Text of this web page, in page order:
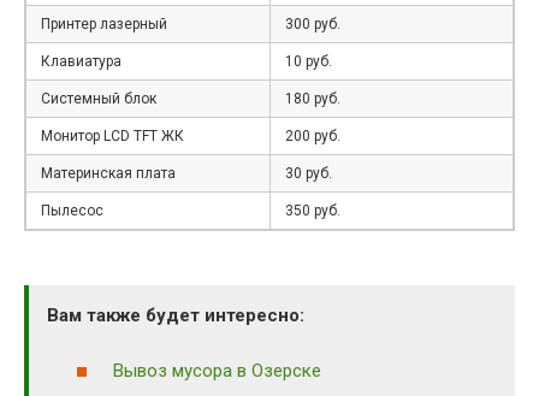
Принтер лазерный 300 руб.
Клавиатура 10 руб.
Системный блок 180 руб.
Монитор LCD TFT ЖК 200 руб.
Материнская плата 30 руб.
Пылесос 350 руб.
Вам также будет интересно:
Вывоз мусора в Озерске